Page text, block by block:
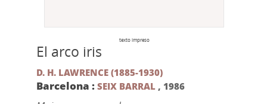
texto impreso
El arco iris
D. H. LAWRENCE (1885-1930)
Barcelona : SEIX BARRAL , 1986